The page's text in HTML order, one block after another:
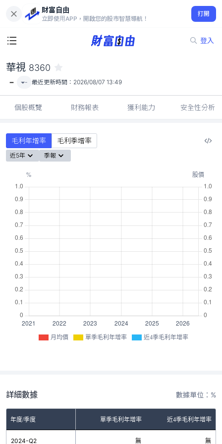
財富自由
立即使用APP，開啟您的股市智慧導航！
打開
登入
-
華視 8360
- - 最近更新時間： 2026/08/07 13:49
個股概覽 財務報表 獲利能力 安全性分析
毛利年增率 毛利季增率
近5年 季報
月均價 單季毛利年增率 近4季毛利年增率
詳細數據 數據單位：%
年度/季度 單季毛利年增率 近4季毛利年增率
2024-Q2 無 無